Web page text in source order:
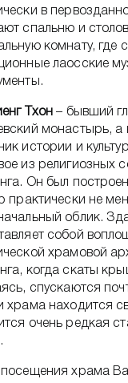
в
спальню и
комнату, где
лаосские
Тхон – бывший
монастырь,
истории и
из религиозных
Он был
практически не
облик.
собой
храмовой
когда скаты
спускаются
храма находится
очень редкая
посещения храма